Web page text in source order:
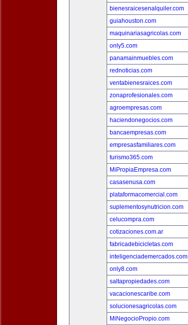
bienesraicesenalquiler.com
guiahouston.com
maquinariasagricolas.com
only5.com
panamainmuebles.com
rednoticias.com
ventabienesraices.com
zonaprofesionales.com
agroempresas.com
haciendonegocios.com
bancaempresas.com
empresasfamiliares.com
turismo365.com
MiPropiaEmpresa.com
casasenusa.com
plataformacomercial.com
suplementosynutricion.com
celucompra.com
cotizaciones.com.ar
fabricadebicicletas.com
inteligenciademercados.com
only8.com
saltapropiedades.com
vacacionescaribe.com
solucionesagricolas.com
MiNegocioPropio.com